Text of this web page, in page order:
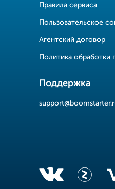
Правила сервиса
Пользовательское
Агентский договор
Политика обработки
Поддержка